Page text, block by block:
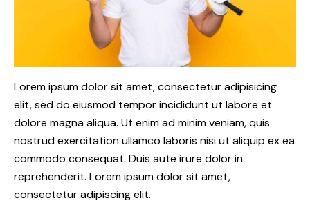
Lorem ipsum dolor sit amet, consectetur adipisicing
elit, sed do eiusmod tempor incididunt ut labore et
dolore magna aliqua. Ut enim ad minim veniam, quis
nostrud exercitation ullamco laboris nisi ut aliquip ex ea
commodo consequat. Duis aute irure dolor in
reprehenderit. Lorem ipsum dolor sit amet,
consectetur adipiscing elit.